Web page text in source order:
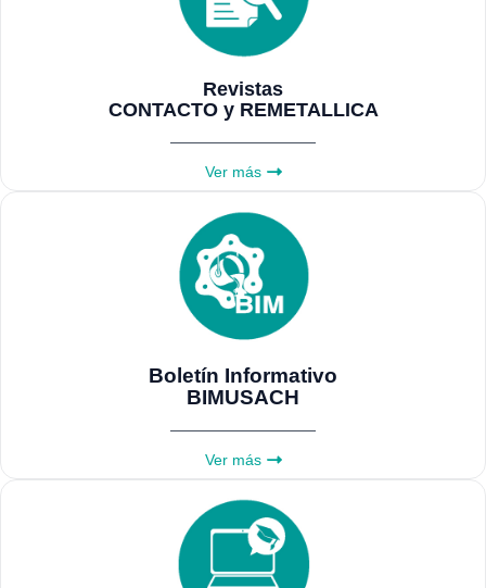
Revistas
CONTACTOy REMETALLICA
Ver más
Boletín Informativo
BIMUSACH
Ver más